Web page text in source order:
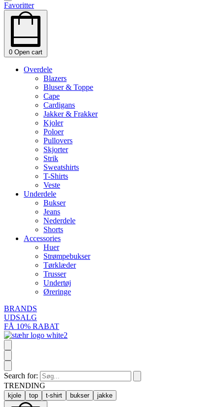
Favoritter
0 Open cart
Overdele
Blazers
Bluser & Toppe
Cape
Cardigans
Jakker & Frakker
Kjoler
Poloer
Pullovers
Skjorter
Strik
Sweatshirts
T-Shirts
Veste
Underdele
Bukser
Jeans
Nederdele
Shorts
Accessories
Huer
Strømpebukser
Tørklæder
Trusser
Undertøj
Øreringe
BRANDS
UDSALG
FÅ 10% RABAT
Search for:
TRENDING
kjole top t-shirt bukser jakke